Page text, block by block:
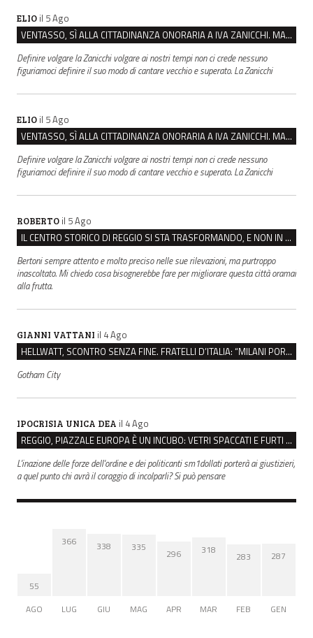
ELIO il 5 Ago
VENTASSO, SÌ ALLA CITTADINANZA ONORARIA A IVA ZANICCHI. MA BARGIACCHI: “È DI PESSIMO GUSTO”
Definire volgare la Zanicchi volgare ai nostri tempi non ci crede nessuno
figuriamoci definire il suo modo di cantare vecchio e superato. La Zanicchi
ELIO il 5 Ago
VENTASSO, SÌ ALLA CITTADINANZA ONORARIA A IVA ZANICCHI. MA BARGIACCHI: “È DI PESSIMO GUSTO”
Definire volgare la Zanicchi volgare ai nostri tempi non ci crede nessuno
figuriamoci definire il suo modo di cantare vecchio e superato. La Zanicchi
ROBERTO il 5 Ago
IL CENTRO STORICO DI REGGIO SI STA TRASFORMANDO, E NON IN MEGLIO
Bertoni sempre attento e molto preciso nelle sue rilevazioni, ma purtroppo
inascoltato. Mi chiedo cosa bisognerebbe fare per migliorare questa città oramai
alla frutta.
GIANNI VATTANI il 4 Ago
HELLWATT, SCONTRO SENZA FINE. FRATELLI D’ITALIA: “MILANI PORTA DOCUMENTI, DE FRANCO INSULTI”
Gotham City
IPOCRISIA UNICA DEA il 4 Ago
REGGIO, PIAZZALE EUROPA È UN INCUBO: VETRI SPACCATI E FURTI SULLE AUTO IN SOSTA
L'inazione delle forze dell'ordine e dei politicanti sm1dollati porterà ai giustizieri,
a quel punto chi avrà il coraggio di incolparli? Si può pensare
55
AGO
366
LUG
338
GIU
335
MAG
296
APR
318
MAR
283
FEB
287
GEN